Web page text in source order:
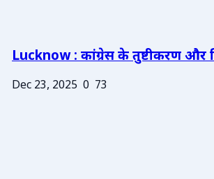
Lucknow : कांग्रेस के तुष्टीकरण और
Dec 23, 2025 0 73